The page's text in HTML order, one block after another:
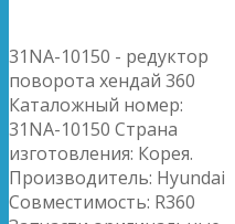
31NA-10150 - редуктор
поворота хендай 360
Каталожный номер:
31NA-10150 Страна
изготовления: Корея.
Производитель: Hyundai
Совместимость: R360